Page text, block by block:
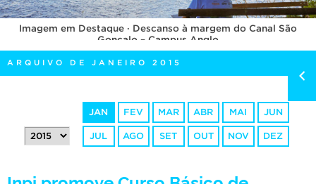
INTERNACIONAL
OUVIDORIA
PORTARIAS
TELEFONES
Imagem em Destaque · Descanso à margem do Canal São
Gonçalo – Campus Anglo
ARQUIVO DE JANEIRO 2015
JAN FEV MAR ABR MAI JUN
JUL AGO SET OUT NOV DEZ